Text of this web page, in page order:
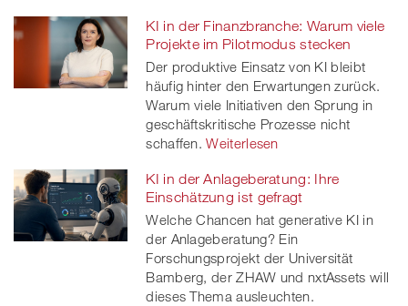
KI in der Finanzbranche: Warum viele
Projekte im Pilotmodus stecken
Der produktive Einsatz von KI bleibt
häufig hinter den Erwartungen zurück.
Warum viele Initiativen den Sprung in
geschäftskritische Prozesse nicht
schaffen. Weiterlesen
KI in der Anlageberatung: Ihre
Einschätzung ist gefragt
Welche Chancen hat generative KI in
der Anlageberatung? Ein
Forschungsprojekt der Universität
Bamberg, der ZHAW und nxtAssets will
dieses Thema ausleuchten.